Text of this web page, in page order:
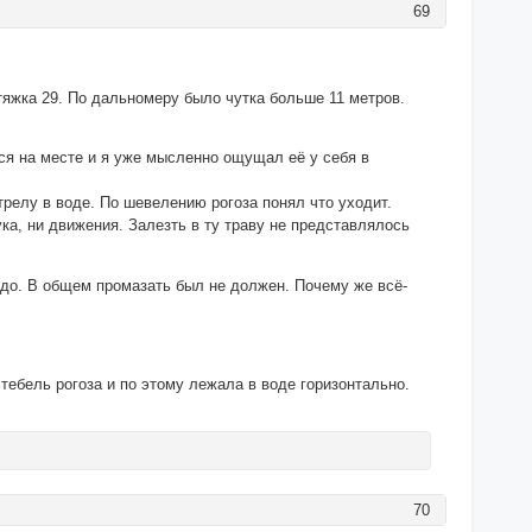
69
29. По дальномеру было чутка больше 11 метров.
на месте и я уже мысленно ощущал её у себя в
в воде. По шевелению рогоза понял что уходит.
ни движения. Залезть в ту траву не представлялось
В общем промазать был не должен. Почему же всё-
рогоза и по этому лежала в воде горизонтально.
70